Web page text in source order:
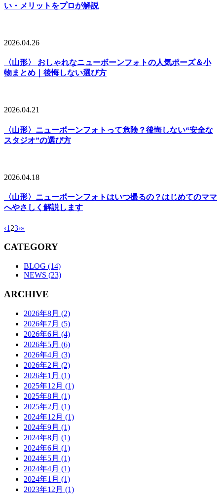
い・メリットをプロが解説
2026.04.26
〈山形〉 おしゃれなニューボーンフォトの人気ポーズ＆小
物まとめ｜後悔しない選び方
2026.04.21
〈山形〉ニューボーンフォトって危険？後悔しない“安全な
スタジオ”の選び方
2026.04.18
〈山形〉ニューボーンフォトはいつ撮るの？はじめてのママ
へやさしく解説します
‹1 23›»
CATEGORY
BLOG (14)
NEWS (23)
ARCHIVE
2026年8月 (2)
2026年7月 (5)
2026年6月 (4)
2026年5月 (6)
2026年4月 (3)
2026年2月 (2)
2026年1月 (1)
2025年12月 (1)
2025年8月 (1)
2025年2月 (1)
2024年12月 (1)
2024年9月 (1)
2024年8月 (1)
2024年6月 (1)
2024年5月 (1)
2024年4月 (1)
2024年1月 (1)
2023年12月 (1)